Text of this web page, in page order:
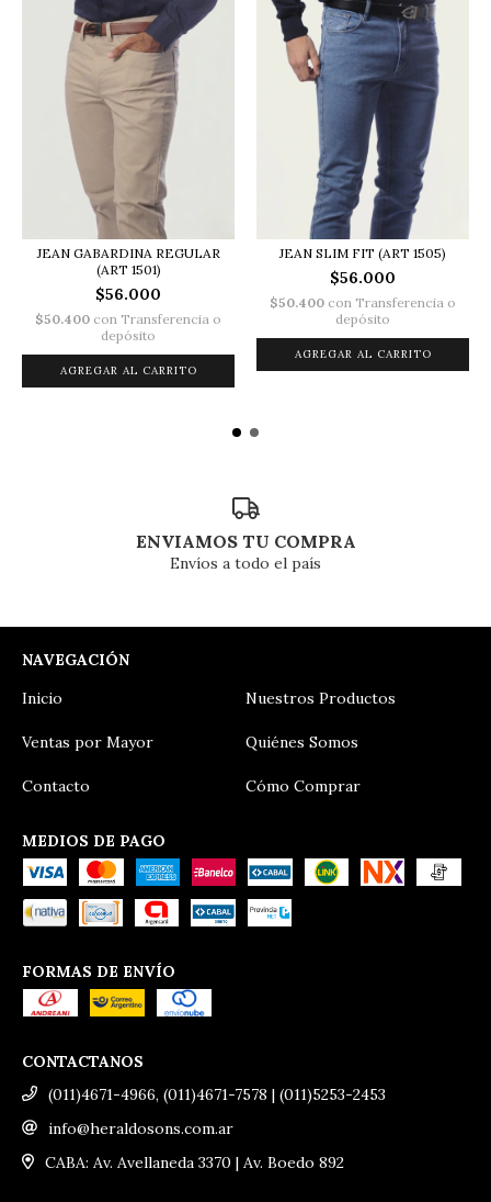
JEAN GABARDINA REGULAR
(ART 1501)
$56.000
$50.400 con Transferencia o
depósito
AGREGAR AL CARRITO
JEAN SLIM FIT (ART 1505)
$56.000
$50.400 con Transferencia o
depósito
AGREGAR AL CARRITO
ENVIAMOS TU COMPRA
Envíos a todo el país
NAVEGACIÓN
Inicio
Nuestros Productos
Ventas por Mayor Quiénes Somos
Contacto Cómo Comprar
MEDIOS DE PAGO
FORMAS DE ENVÍO
CONTACTANOS
(011)4671-4966, (011)4671-7578 | (011)5253-2453
info@heraldosons.com.ar
CABA: Av. Avellaneda 3370 | Av. Boedo 892